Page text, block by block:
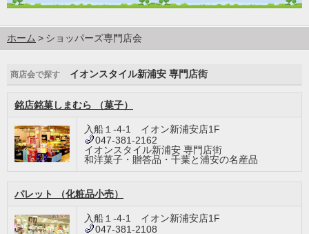
ホーム ショッパーズ専門店会
商店会で探す イオンスタイル新浦安 専門店街
銘店銘菓しまむら （菓子）
入船１-4-1 イオン新浦安店1F
047-381-2162
イオンスタイル新浦安 専門店街
和洋菓子・贈答品・千葉と浦安の名産品
パレット （化粧品小売）
入船１-4-1 イオン新浦安店1F
047-381-2108